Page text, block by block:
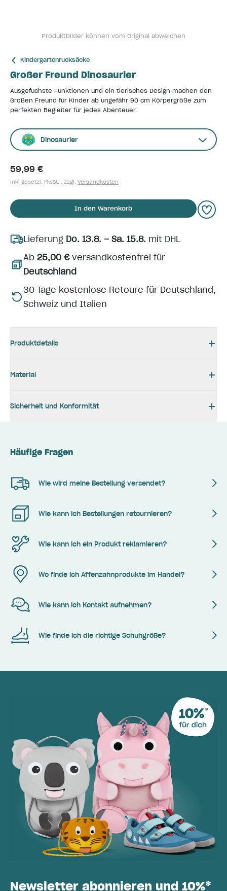
Produktbilder können vom Original abweichen
Kindergartenrucksäcke
Großer Freund Dinosaurier
Ausgefuchste Funktionen und ein tierisches Design machen den
Großen Freund für Kinder ab ungefähr 90 cm Körpergröße zum
perfekten Begleiter für jedes Abenteuer.
Dinosaurier
59,99 €
inkl gesetzl. MwSt. , zzgl. Versandkosten
In den Warenkorb
Lieferung Do. 13.8. – Sa. 15.8. mit DHL
Ab 25,00 €versandkostenfrei für
Deutschland
30 Tage kostenlose Retoure für Deutschland,
Schweiz und Italien
Produktdetails
Material
Sicherheit und Konformität
Häufige Fragen
Wie wird meine Bestellung versendet?
Wie kann ich Bestellungen retournieren?
Wie kann ich ein Produkt reklamieren?
Wo finde ich Affenzahnprodukte im Handel?
Wie kann ich Kontakt aufnehmen?
Wie finde ich die richtige Schuhgröße?
Newsletter abonnieren und 10%*